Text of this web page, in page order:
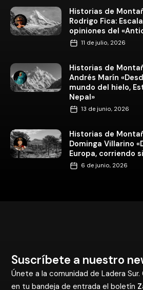
Historias de
Dominga Villarino
Europa, corriendo
Suscríbete a nuestro
Únete a la comunidad de Ladera Sur.
todos nuestros eventos y productos.